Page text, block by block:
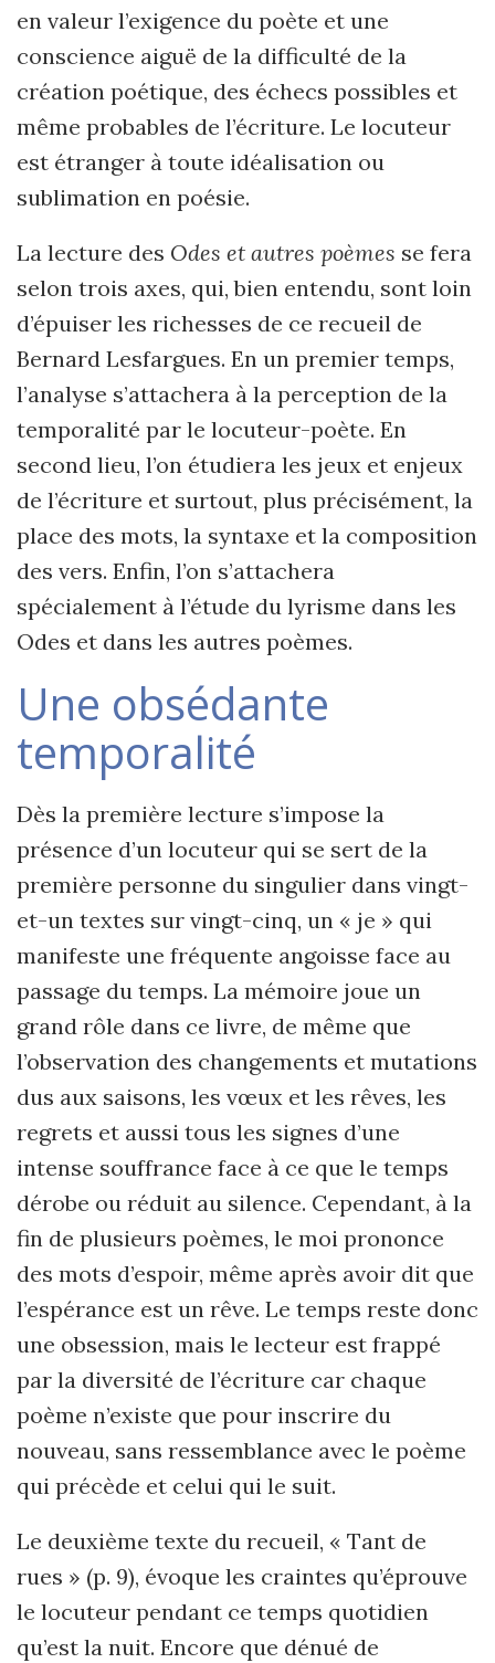
en valeur l’exigence du poète et une
conscience aiguë de la difficulté de la
création poétique, des échecs possibles et
même probables de l’écriture. Le locuteur
est étranger à toute idéalisation ou
sublimation en poésie.
La lecture des Odes et autres poèmes se fera
selon trois axes, qui, bien entendu, sont loin
d’épuiser les richesses de ce recueil de
Bernard Lesfargues. En un premier temps,
l’analyse s’attachera à la perception de la
temporalité par le locuteur-poète. En
second lieu, l’on étudiera les jeux et enjeux
de l’écriture et surtout, plus précisément, la
place des mots, la syntaxe et la composition
des vers. Enfin, l’on s’attachera
spécialement à l’étude du lyrisme dans les
Odes et dans les autres poèmes.
Une obsédante
temporalité
Dès la première lecture s’impose la
présence d’un locuteur qui se sert de la
première personne du singulier dans vingt-
et-un textes sur vingt-cinq, un « je » qui
manifeste une fréquente angoisse face au
passage du temps. La mémoire joue un
grand rôle dans ce livre, de même que
l’observation des changements et mutations
dus aux saisons, les vœux et les rêves, les
regrets et aussi tous les signes d’une
intense souffrance face à ce que le temps
dérobe ou réduit au silence. Cependant, à la
fin de plusieurs poèmes, le moi prononce
des mots d’espoir, même après avoir dit que
l’espérance est un rêve. Le temps reste donc
une obsession, mais le lecteur est frappé
par la diversité de l’écriture car chaque
poème n’existe que pour inscrire du
nouveau, sans ressemblance avec le poème
qui précède et celui qui le suit.
Le deuxième texte du recueil, « Tant de
rues » (p. 9), évoque les craintes qu’éprouve
le locuteur pendant ce temps quotidien
qu’est la nuit. Encore que dénué de